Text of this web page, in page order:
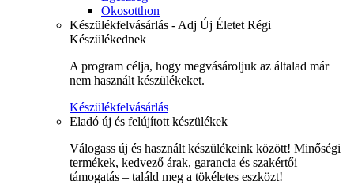
Okosotthon
Készülékfelvásárlás - Adj Új Életet Régi
Készülékednek
A program célja, hogy megvásároljuk az általad már
nem használt készülékeket.
Készülékfelvásárlás
Eladó új és felújított készülékek
Válogass új és használt készülékeink között! Minőségi
termékek, kedvező árak, garancia és szakértői
támogatás – találd meg a tökéletes eszközt!